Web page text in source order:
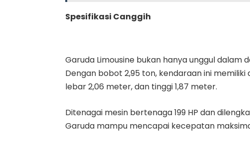
Spesifikasi Canggih
Garuda Limousine bukan hanya unggul dalam
Dengan bobot 2,95 ton, kendaraan ini
lebar 2,06 meter, dan tinggi 1,87 meter.
Ditenagai mesin bertenaga 199 HP dan
Garuda mampu mencapai kecepatan